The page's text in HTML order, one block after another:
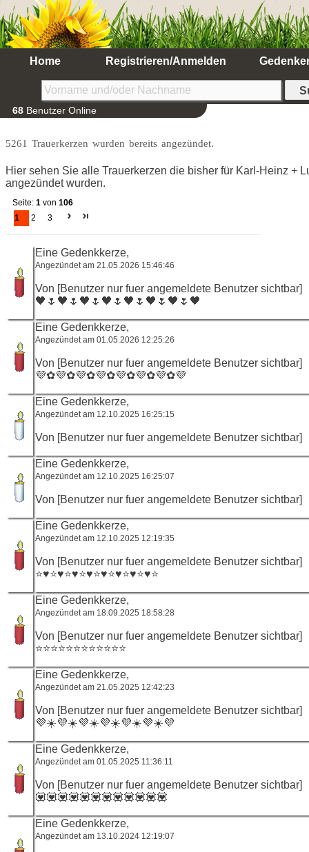
Home Registrieren/Anmelden
68 Benutzer Online
5261 Trauerkerzen wurden bereits angezündet.
Hier sehen Sie alle Trauerkerzen die bisher für Karl-Heinz +
angezündet wurden.
Seite: 1 von 106
1
2 3
Eine Gedenkkerze,
Angezündet am 21.05.2026 15:46:46
Von [Benutzer nur fuer angemeldete Benutzer sichtbar]
🖤🌷🖤🌷🖤🌷🖤🌷🖤🌷🖤🌷🖤🌷🖤
Eine Gedenkkerze,
Angezündet am 01.05.2026 12:25:26
Von [Benutzer nur fuer angemeldete Benutzer sichtbar]
💜✿💜✿💜✿💜✿💜✿💜✿💜✿💜
Eine Gedenkkerze,
Angezündet am 12.10.2025 16:25:15
Von [Benutzer nur fuer angemeldete Benutzer sichtbar]
Eine Gedenkkerze,
Angezündet am 12.10.2025 16:25:07
Von [Benutzer nur fuer angemeldete Benutzer sichtbar]
Eine Gedenkkerze,
Angezündet am 12.10.2025 12:19:35
Von [Benutzer nur fuer angemeldete Benutzer sichtbar]
⭐️♥⭐️♥⭐️♥⭐️♥⭐️♥⭐️♥⭐️♥⭐️♥⭐️
Eine Gedenkkerze,
Angezündet am 18.09.2025 18:58:28
Von [Benutzer nur fuer angemeldete Benutzer sichtbar]
⭐️⭐️⭐️⭐️⭐️⭐️⭐️⭐️⭐️⭐️⭐️⭐️
Eine Gedenkkerze,
Angezündet am 21.05.2025 12:42:23
Von [Benutzer nur fuer angemeldete Benutzer sichtbar]
💜☀️💜☀️💜☀️💜☀️💜☀️💜☀️💜
Eine Gedenkkerze,
Angezündet am 01.05.2025 11:36:11
Von [Benutzer nur fuer angemeldete Benutzer sichtbar]
💟💟💟💟💟💟💟💟💟💟💟💟
Eine Gedenkkerze,
Angezündet am 13.10.2024 12:19:07